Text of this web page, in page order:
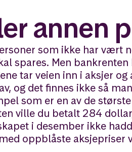
annen
som ikke har vært
spares. Men
tar veien inn i aksjer
og det finnes ikke så
som er en av de
ville du betalt 284
i desember ikke
oppblåste aksjepriser